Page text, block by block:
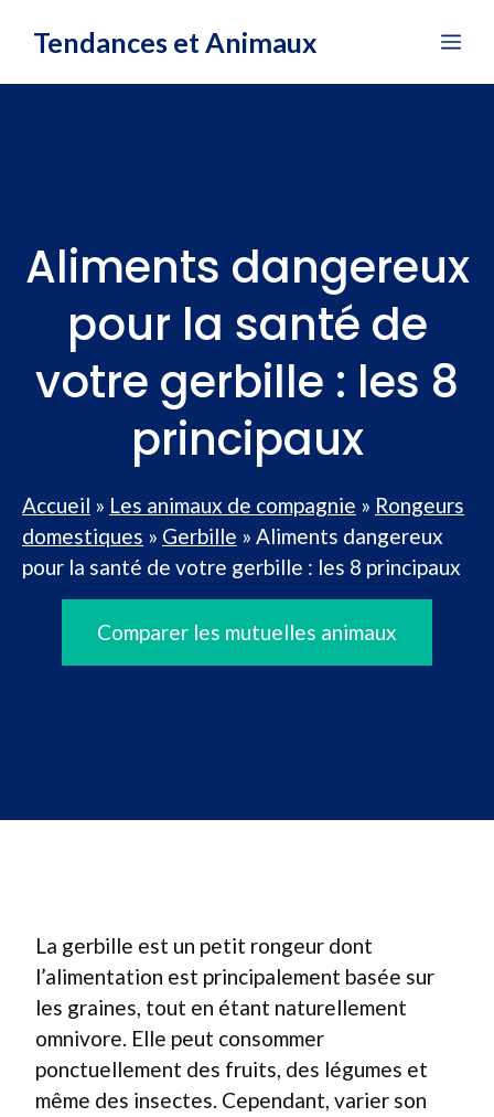
Tendances et Animaux
Aliments dangereux
pour la santé de
votre gerbille : les 8
principaux
Accueil » Les animaux de compagnie » Rongeurs
domestiques » Gerbille » Aliments dangereux
pour la santé de votre gerbille : les 8 principaux
Comparer les mutuelles animaux
La gerbille est un petit rongeur dont
l’alimentation est principalement basée sur
les graines, tout en étant naturellement
omnivore. Elle peut consommer
ponctuellement des fruits, des légumes et
même des insectes. Cependant, varier son